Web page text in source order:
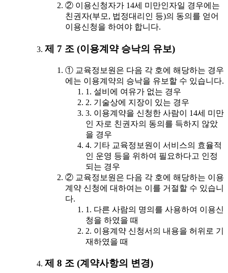
② 이용신청자가 14세 미만인자일 경우에는
친권자(부모, 법정대리인 등)의 동의를 얻어
이용신청을 하여야 합니다.
제 7 조 (이용계약 승낙의 유보)
① 교육정보원은 다음 각 호에 해당하는 경우
에는 이용계약의 승낙을 유보할 수 있습니다.
1. 설비에 여유가 없는 경우
2. 기술상에 지장이 있는 경우
3. 이용계약을 신청한 사람이 14세 미만
인 자로 친권자의 동의를 득하지 않았
을 경우
4. 기타 교육정보원이 서비스의 효율적
인 운영 등을 위하여 필요하다고 인정
되는 경우
② 교육정보원은 다음 각 호에 해당하는 이용
계약 신청에 대하여는 이를 거절할 수 있습니
다.
1. 다른 사람의 명의를 사용하여 이용신
청을 하였을 때
2. 이용계약 신청서의 내용을 허위로 기
재하였을 때
제 8 조 (계약사항의 변경)